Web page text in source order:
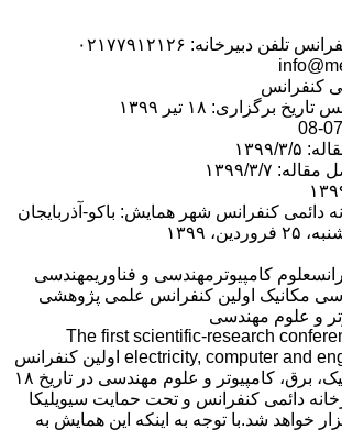
تلفن دبیرخانه: ۰۲۱۷۷۹۱۲۱۲۶
کنفرانس
برگزاری: ۱۸ تیر ۱۳۹۹
۳/۵
۱۳۹۹/۳/۷
دائمی کنفرانس شهر همایش: باكو-آذربايجان
۱۳۹۹
کامپیوترمهندسی و فناوریمهندسی
مکانیک اولین کنفرانس علمی پژوهشی
و علوم مهندسی
The first scientific-research
electricity, computer and engineering sciences اولین کنفرانس
علمی پژوهشی مکانیک، برق، کامپیوتر و علوم مهندسی در تاریخ ۱۸
دبیرخانه دائمی کنفرانس و تحت حمایت سیویلیکا
خواهد شد.با توجه به اینکه این همایش به